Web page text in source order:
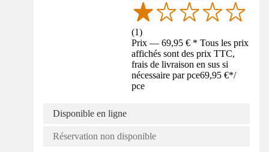
(1)
Prix — 69,95 € * Tous les prix
affichés sont des prix TTC,
frais de livraison en sus si
nécessaire par pce69,95 €*/
pce
Disponible en ligne
Réservation non disponible